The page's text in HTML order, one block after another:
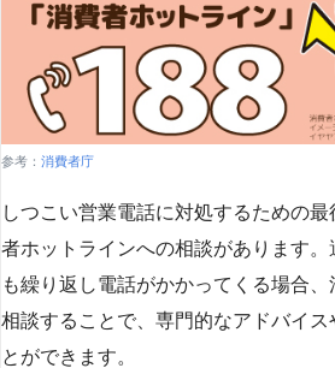
参考： 消費者庁
しつこい営業電話に対処するための
者ホットラインへの相談があります
も繰り返し電話がかかってくる場合
相談することで、専門的なアドバイス
とができます​​。